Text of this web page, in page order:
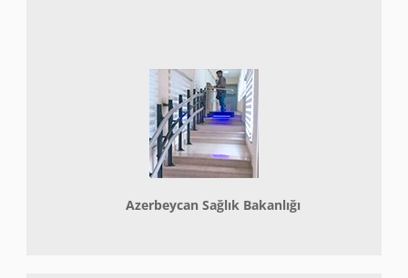
Azerbeycan Sağlık Bakanlığı